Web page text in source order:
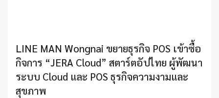
LINE MAN Wongnai ขยายธุรกิจ POS เข้าซื้อ
กิจการ “JERA Cloud” สตาร์ตอัปไทย ผู้พัฒนา
ระบบ Cloud และ POS ธุรกิจความงามและ
สุขภาพ